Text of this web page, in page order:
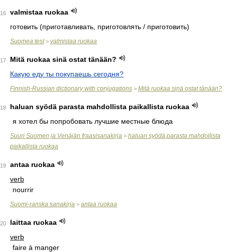
16
valmistaa ruokaa
готовить (приготавливать, приготовлять / приготовить)
Suomea test> valmistaa ruokaa
17
Mitä ruokaa sinä ostat tänään?
Какую еду ты покупаешь сегодня?
Finnish-Russian dictionary with conjugations > Mitä ruokaa sinä ostat tänään?
18
haluan syödä parasta mahdollista paikallista ruokaa
я хотел бы попробовать лучшие местные блюда
Suuri Suomen ja Venäjän fraasisanakirja > haluan syödä parasta mahdollista
paikallista ruokaa
19
antaa ruokaa
verb
nourrir
Suomi-ranska sanakirja > antaa ruokaa
20
laittaa ruokaa
verb
faire à manger